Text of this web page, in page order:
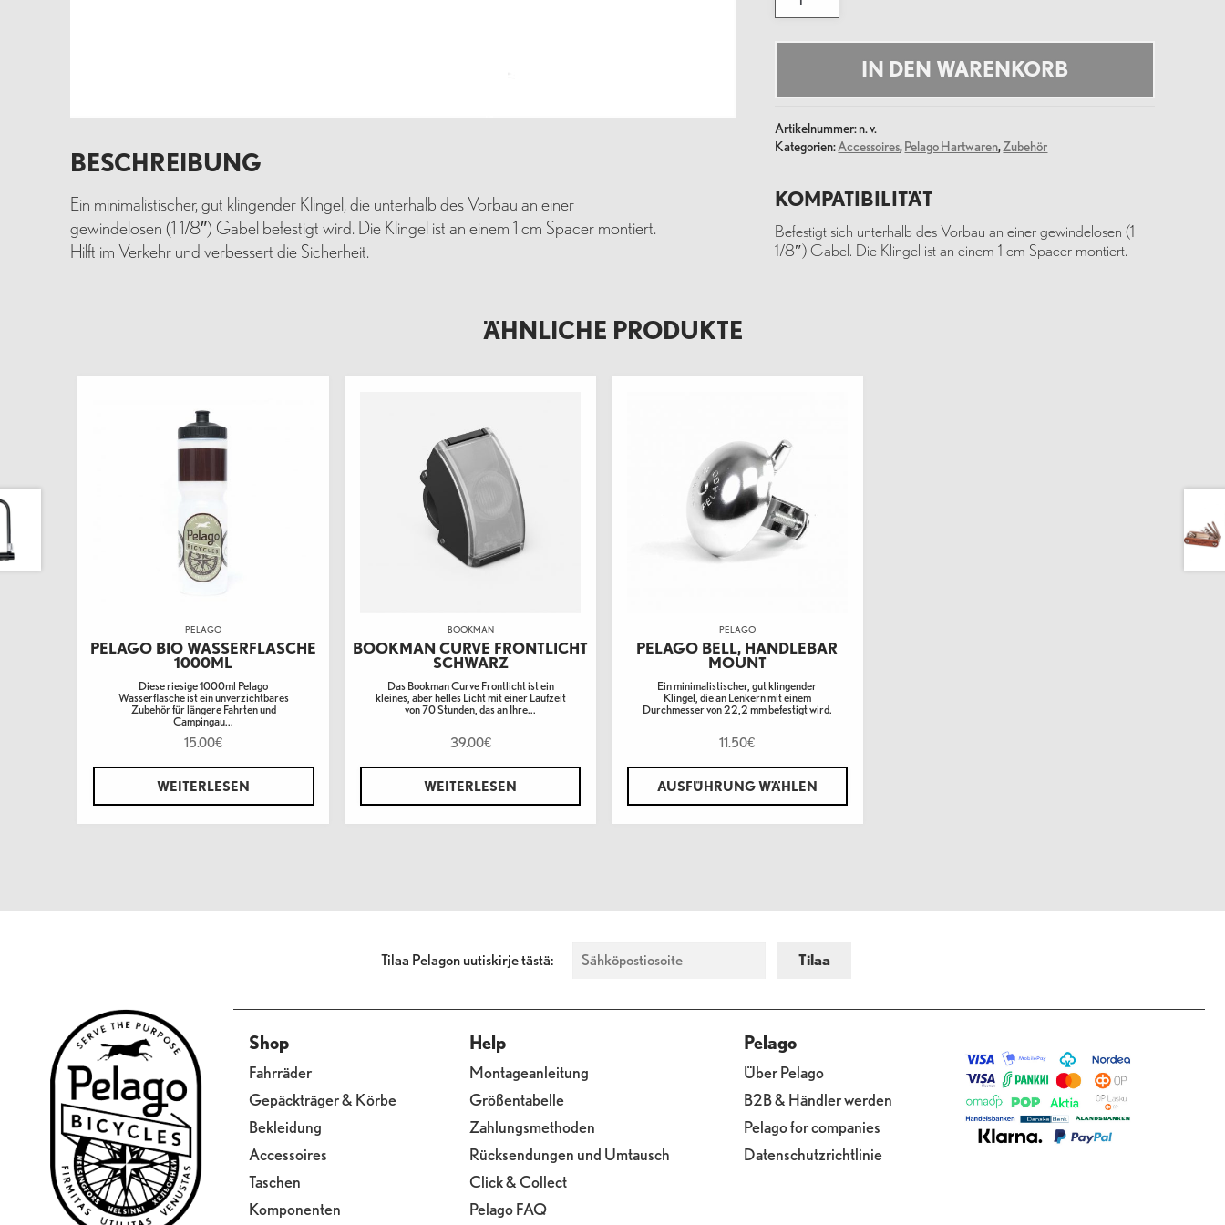
BELL,
STEM
MOUNT
IN DEN WARENKORB
Artikelnummer:n. v.
Kategorien:Accessoires, Pelago Hartwaren,Zubehör
BESCHREIBUNG
Ein minimalistischer, gut klingender Klingel, die unterhalb des Vorbau an einer
gewindelosen (1 1/8″) Gabel befestigt wird. Die Klingel ist an einem 1 cm Spacer montiert.
Hilft im Verkehr und verbessert die Sicherheit.
KOMPATIBILITÄT
Befestigt sich unterhalb des Vorbau an einer gewindelosen (1
1/8″) Gabel. Die Klingel ist an einem 1 cm Spacer montiert.
ÄHNLICHE PRODUKTE
PELAGO
PELAGO BIO WASSERFLASCHE
1000ML
Diese riesige 1000ml Pelago
Wasserflasche ist ein unverzichtbares
Zubehör für längere Fahrten und
Campingau...
15.00€
WEITERLESEN
BOOKMAN
BOOKMAN CURVE FRONTLICHT
SCHWARZ
Das Bookman Curve Frontlicht ist ein
kleines, aber helles Licht mit einer Laufzeit
von 70 Stunden, das an Ihre...
39.00€
WEITERLESEN
PELAGO
PELAGO BELL, HANDLEBAR
MOUNT
Ein minimalistischer, gut klingender
Klingel, die an Lenkern mit einem
Durchmesser von 22,2 mm befestigt wird.
11.50€
AUSFÜHRUNG WÄHLEN
Tilaa Pelagon uutiskirje tästä:
Shop
Fahrräder
Gepäckträger & Körbe
Bekleidung
Accessoires
Taschen
Komponenten
Help
Montageanleitung
Größentabelle
Zahlungsmethoden
Rücksendungen und Umtausch
Click & Collect
Pelago FAQ
Pelago
Über Pelago
B2B & Händler werden
Pelago for companies
Datenschutzrichtlinie